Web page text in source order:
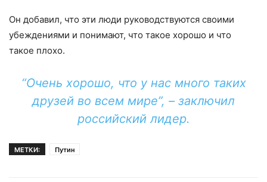
Он добавил, что эти люди руководствуются своими
убеждениями и понимают, что такое хорошо и что
такое плохо.
“Очень хорошо, что у нас много таких
друзей во всем мире”, – заключил
российский лидер.
МЕТКИ: Путин